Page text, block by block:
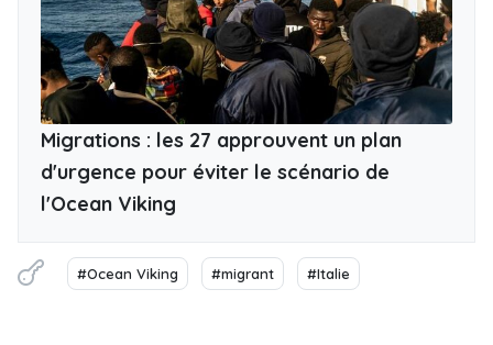
Migrations : les 27 approuvent un plan
d'urgence pour éviter le scénario de
l'Ocean Viking
#Ocean Viking #migrant #Italie